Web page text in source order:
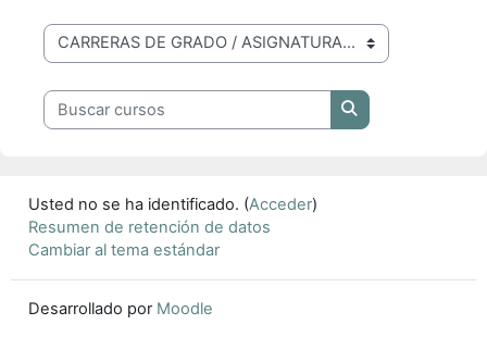
Categorías
Buscar cursos
Buscar cursos
Usted no se ha identificado. (Acceder)
Resumen de retención de datos
Cambiar al tema estándar
Desarrollado por Moodle